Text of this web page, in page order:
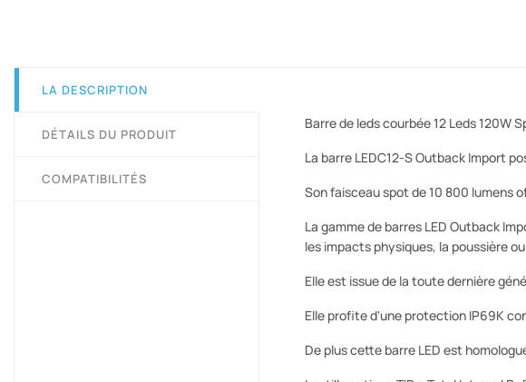
LA DESCRIPTION
DÉTAILS DU PRODUIT
COMPATIBILITÉS
Barre de leds courbée 12 Leds 120W
La barre LEDC12-S Outback Import
Son faisceau spot de 10 800 lumens
La gamme de barres LED Outback
les impacts physiques, la poussière
Elle est issue de la toute dernière
Elle profite d'une protection IP69K
De plus cette barre LED est